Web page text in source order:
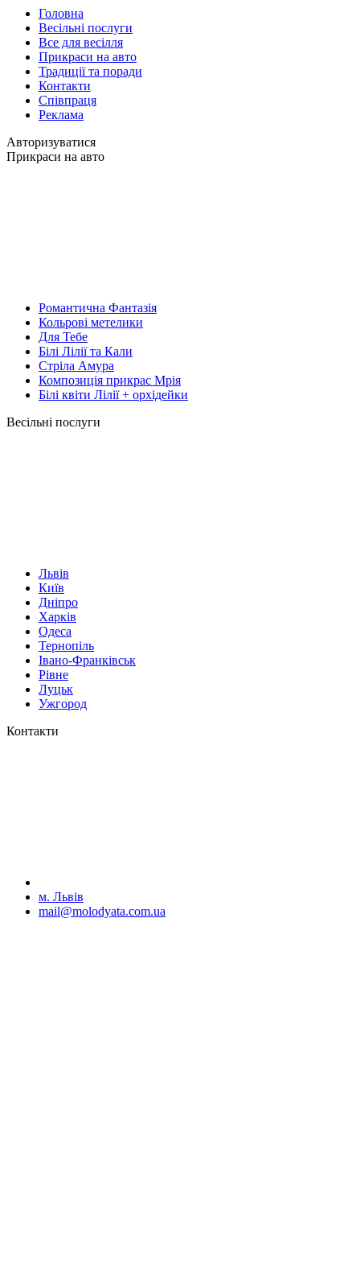
Головна
Весільні послуги
Все для весілля
Прикраси на авто
Традиції та поради
Контакти
Співпраця
Реклама
Авторизуватися
Прикраси на авто
Романтична Фантазія
Кольрові метелики
Для Тебе
Білі Лілії та Кали
Стріла Амура
Композиція прикрас Мрія
Білі квіти Лілії + орхідейки
Весільні послуги
Львів
Київ
Дніпро
Харків
Одеса
Тернопіль
Івано-Франківськ
Рівне
Луцьк
Ужгород
Контакти
м. Львів
mail@molodyata.com.ua